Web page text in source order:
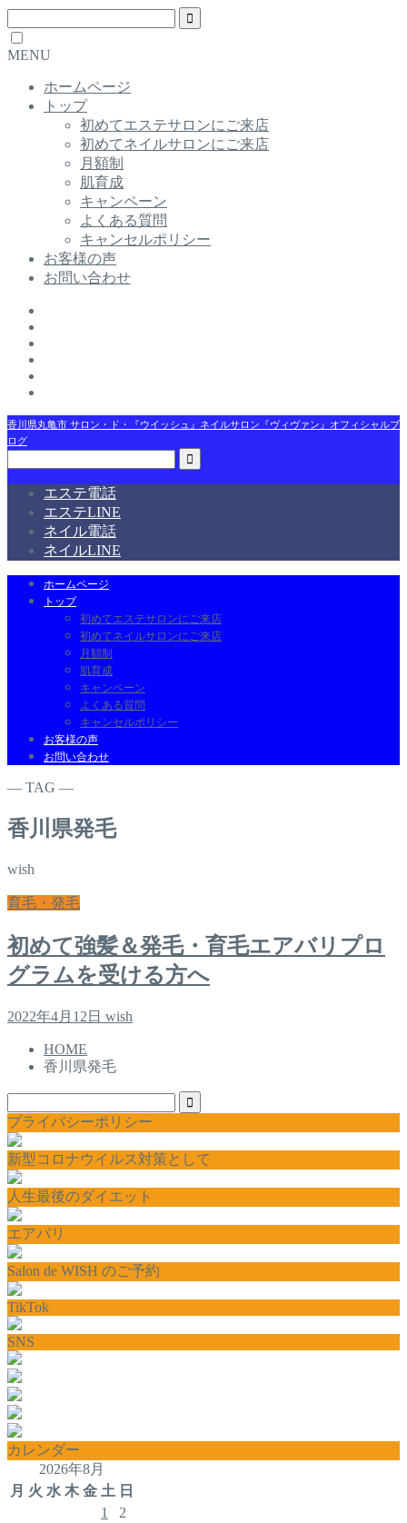
MENU
ホームページ
トップ
初めてエステサロンにご来店
初めてネイルサロンにご来店
月額制
肌育成
キャンペーン
よくある質問
キャンセルポリシー
お客様の声
お問い合わせ
香川県丸亀市 サロン・ド・『ウイッシュ』ネイルサロン『ヴィヴァン』オフィシャルブ
ログ
エステ電話
エステLINE
ネイル電話
ネイルLINE
ホームページ
トップ
初めてエステサロンにご来店
初めてネイルサロンにご来店
月額制
肌育成
キャンペーン
よくある質問
キャンセルポリシー
お客様の声
お問い合わせ
― TAG ―
香川県発毛
wish
育毛・発毛
初めて強髪＆発毛・育毛エアバリプロ
グラムを受ける方へ
2022年4月12日 wish
HOME
香川県発毛
プライバシーポリシー
新型コロナウイルス対策として
人生最後のダイエット
エアバリ
Salon de WISH のご予約
TikTok
SNS
カレンダー
2026年8月
月 火 水 木 金 土 日
1
2